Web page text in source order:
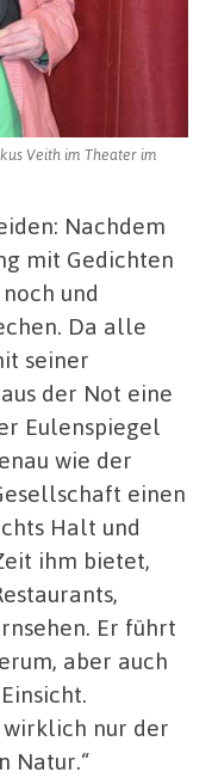
Veith im Theater im
Nachdem
mit Gedichten
und
Da alle
seiner
der Not eine
Eulenspiegel
wie der
einen
Halt und
ihm bietet,
Er führt
aber auch
nur der
Natur.“